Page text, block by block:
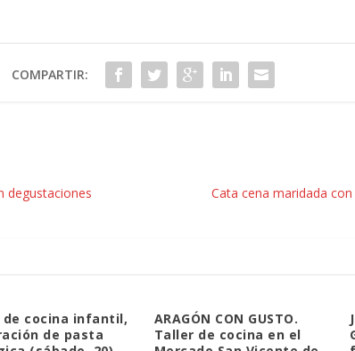
COMPARTIR:
degustaciones
Cata cena maridada con
de cocina infantil,
de pasta
ARAGÓN CON GUSTO.
Taller de cocina en el